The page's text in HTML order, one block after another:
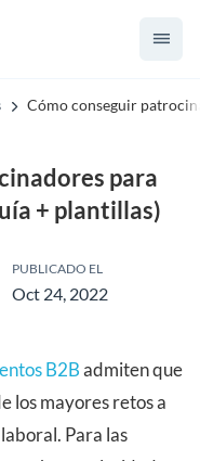
Cómo conseguir
para
+ plantillas)
PUBLICADO EL
Oct 24, 2022
B2Badmiten que
los mayores retos a
Para las